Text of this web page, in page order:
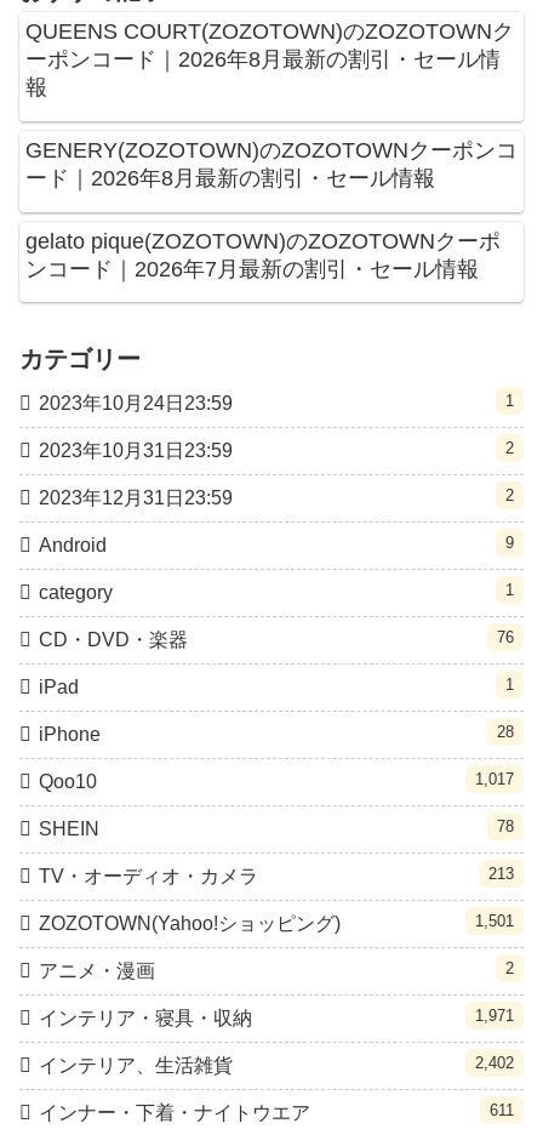
QUEENS COURT(ZOZOTOWN)のZOZOTOWNク
ーポンコード｜2026年8月最新の割引・セール情
報
GENERY(ZOZOTOWN)のZOZOTOWNクーポンコ
ード｜2026年8月最新の割引・セール情報
gelato pique(ZOZOTOWN)のZOZOTOWNクーポ
ンコード｜2026年7月最新の割引・セール情報
カテゴリー
2023年10月24日23:59 1
2023年10月31日23:59 2
2023年12月31日23:59 2
Android 9
category 1
CD・DVD・楽器 76
iPad 1
iPhone 28
Qoo10 1,017
SHEIN 78
TV・オーディオ・カメラ 213
ZOZOTOWN(Yahoo!ショッピング) 1,501
アニメ・漫画 2
インテリア・寝具・収納 1,971
インテリア、生活雑貨 2,402
インナー・下着・ナイトウエア 611